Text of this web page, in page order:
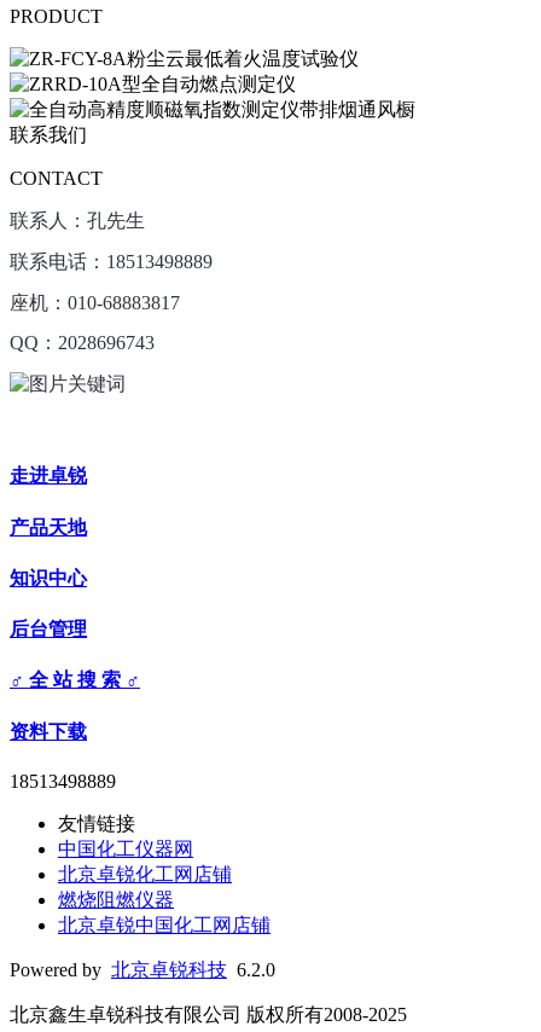
PRODUCT
联系我们
CONTACT
联系人：孔先生
联系电话：18513498889
座机：010-68883817
QQ：2028696743
走进卓锐
产品天地
知识中心
后台管理
♂ 全 站 搜 索 ♂
资料下载
18513498889
友情链接
中国化工仪器网
北京卓锐化工网店铺
燃烧阻燃仪器
北京卓锐中国化工网店铺
Powered by 北京卓锐科技 6.2.0
北京鑫生卓锐科技有限公司 版权所有2008-2025